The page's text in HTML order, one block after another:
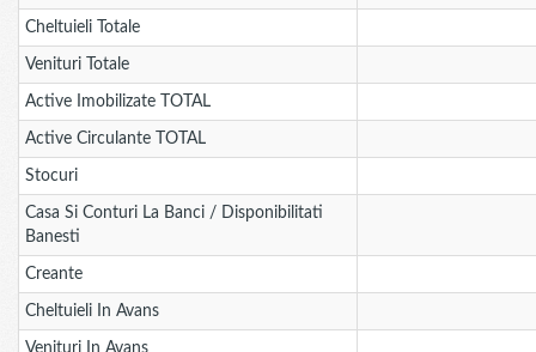
Cheltuieli Totale
Venituri Totale
Active Imobilizate TOTAL
Active Circulante TOTAL
Stocuri
Casa Si Conturi La Banci / Disponibilitati
Banesti
Creante
Cheltuieli In Avans
Venituri In Avans